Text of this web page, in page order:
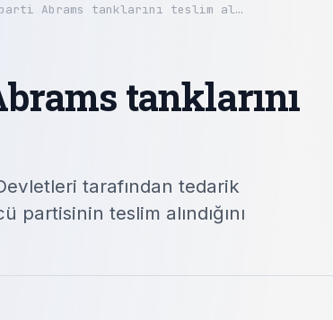
parti Abrams tanklarını teslim al…
tanklarını
tarafından tedarik
partisinin teslim alındığını